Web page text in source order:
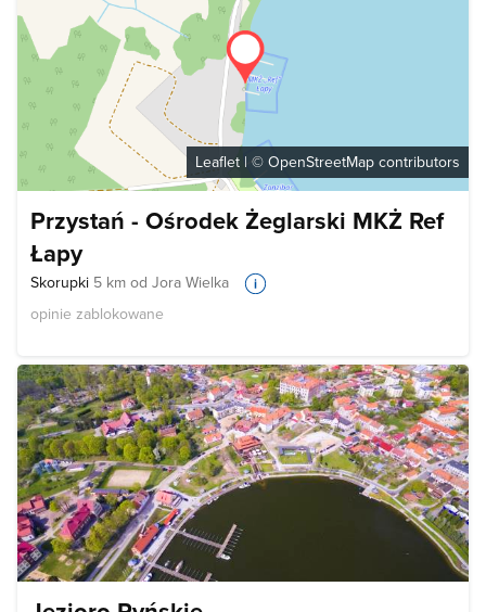
Leaflet | © OpenStreetMap contributors
Przystań - Ośrodek Żeglarski MKŻ Ref
Łapy
Skorupki 5 km od Jora Wielka
opinie zablokowane